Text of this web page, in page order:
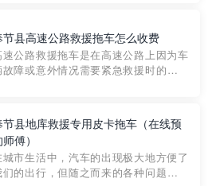
解析一下市区事故救援拖车的收费标
，以及在选用拖车服务时应注...
节县高速公路救援拖车怎么收费
速公路救援拖车是在高速公路上因为车
故障或意外情况需要紧急救援时的必备
救援拖车的收费标准是由当地交通管理
制定的。起步价通...
节县地库救援专用皮卡拖车（在线预
傅）
城市生活中，汽车的出现极大地方便了
们的出行，但随之而来的各种问题也让